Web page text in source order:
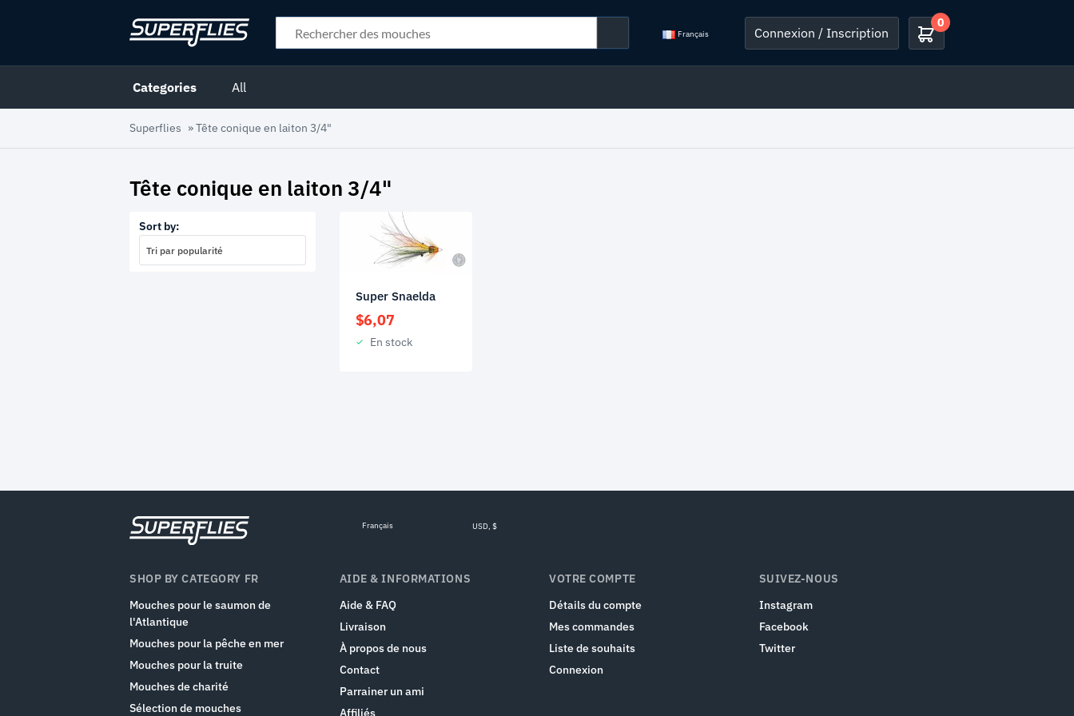
Français Connexion / Inscription
0
Categories All
Superflies »Tête conique en laiton 3/4"
Tête conique en laiton 3/4"
Sort by:
Tri par popularité
Super Snaelda
$6,07
En stock
Français USD, $
SHOP BY CATEGORY FR
Mouches pour le saumon de
l'Atlantique
Mouches pour la pêche en mer
Mouches pour la truite
Mouches de charité
Sélection de mouches
AIDE & INFORMATIONS
Aide & FAQ
Livraison
À propos de nous
Contact
Parrainer un ami
Affiliés
VOTRE COMPTE
Détails du compte
Mes commandes
Liste de souhaits
Connexion
SUIVEZ-NOUS
Instagram
Facebook
Twitter